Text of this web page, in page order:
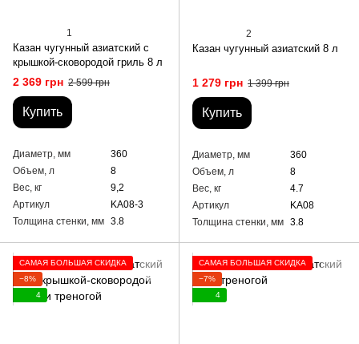
1
Казан чугунный азиатский с
крышкой-сковородой гриль 8 л
2 369 грн 2 599 грн
Купить
Диаметр, мм
360
Объем, л
8
Вес, кг
9,2
Артикул
KA08-3
Толщина стенки, мм 3.8
2
Казан чугунный азиатский 8 л
1 279 грн 1 399 грн
Купить
Диаметр, мм
360
Объем, л
8
Вес, кг
4.7
Артикул
KA08
Толщина стенки, мм 3.8
САМАЯ БОЛЬШАЯ СКИДКА
−8%
4
САМАЯ БОЛЬШАЯ СКИДКА
−7%
4